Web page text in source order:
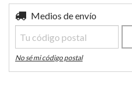
Entregas para el CP:
Medios de envío
No sé mi código postal